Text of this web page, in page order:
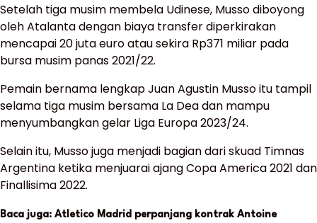
Setelah tiga musim membela Udinese, Musso diboyong
oleh Atalanta dengan biaya transfer diperkirakan
mencapai 20 juta euro atau sekira Rp371 miliar pada
bursa musim panas 2021/22.
Pemain bernama lengkap Juan Agustin Musso itu tampil
selama tiga musim bersama La Dea dan mampu
menyumbangkan gelar Liga Europa 2023/24.
Selain itu, Musso juga menjadi bagian dari skuad Timnas
Argentina ketika menjuarai ajang Copa America 2021 dan
Finallisima 2022.
Baca juga: Atletico Madrid perpanjang kontrak Antoine